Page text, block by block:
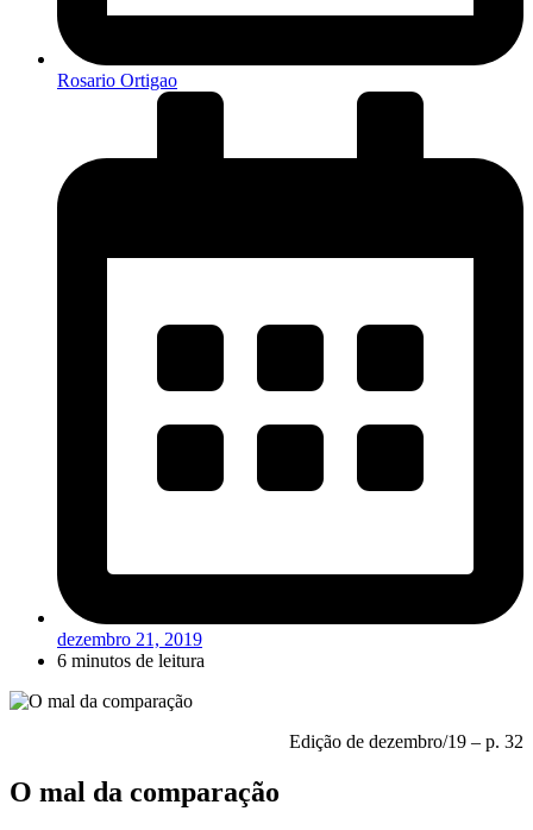
Rosario Ortigao
dezembro 21, 2019
6 minutos de leitura
Edição de dezembro/19 – p. 32
O mal da comparação